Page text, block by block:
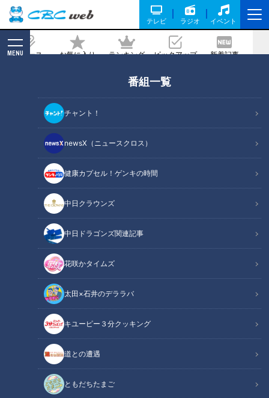
テレビ ラジオ イベント
ニュース お気に入り ランキング ピックアップ 新着記事
MENU
番組一覧
チャント！
newsX（ニュースクロス）
健康カプセル！ゲンキの時間
中日クラウンズ
中日ドラゴンズ関連記事
花咲かタイムズ
太田×石井のデララバ
キユーピー３分クッキング
道との遭遇
ともだちたまご
敏之のシン・名古屋めし
記事に戻る
CBCテレビ：画像『デララバ』
この記事の画像